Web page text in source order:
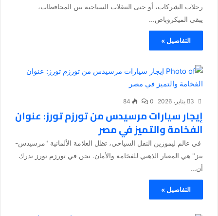
رحلات الشركات، أو حتى التنقلات السياحية بين المحافظات،
يبقى الميكروباص...
التفاصيل »
3 يناير، 2026 0
84
إيجار سيارات مرسيدس من تورزم تورز: عنوان
الفخامة والتميز في مصر
في عالم ليموزين النقل السياحي، تظل العلامة الألمانية "مرسيدس-
بنز" هي المعيار الذهبي للفخامة والأمان. نحن في تورزم تورز ندرك
أن...
التفاصيل »